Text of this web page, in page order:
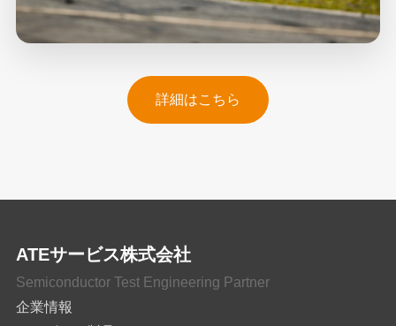
詳細はこちら
ATEサービス株式会社
Semiconductor Test Engineering Partner
企業情報